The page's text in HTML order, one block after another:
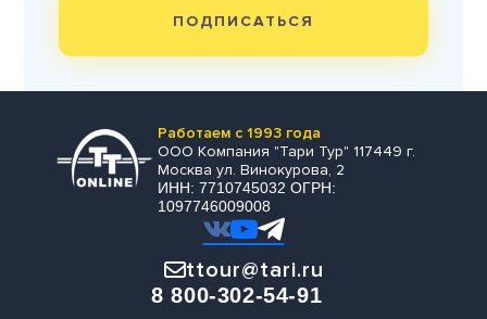
ПОДПИСАТЬСЯ
Работаем с 1993 года
ООО Компания "Тари Тур" 117449 г.
Москва ул. Винокурова, 2
ИНН: 7710745032 ОГРН:
1097746009008
ttour@tari.ru
8 800-302-54-91